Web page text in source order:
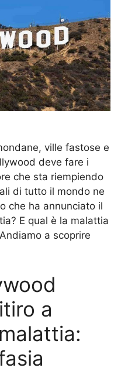
ville fastose e
deve fare i
che sta riempiendo
di tutto il mondo ne
che ha annunciato il
E qual è la malattia
a scoprire
a